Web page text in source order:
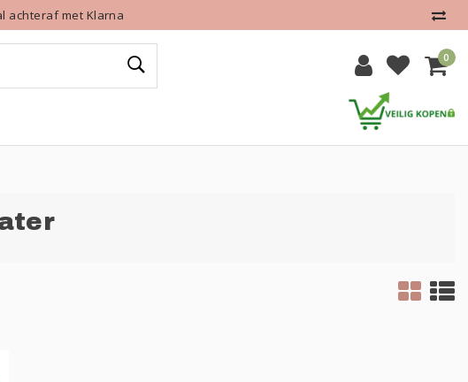
achteraf met Klarna
0